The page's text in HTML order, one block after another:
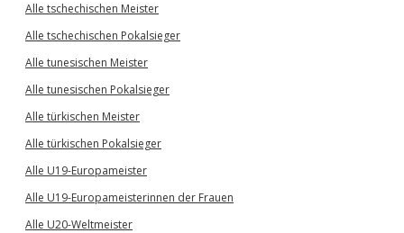
Alle tschechischen Meister
Alle tschechischen Pokalsieger
Alle tunesischen Meister
Alle tunesischen Pokalsieger
Alle türkischen Meister
Alle türkischen Pokalsieger
Alle U19-Europameister
Alle U19-Europameisterinnen der Frauen
Alle U20-Weltmeister